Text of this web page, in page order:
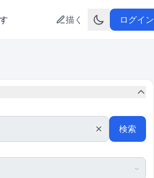
描く ログイン
検索